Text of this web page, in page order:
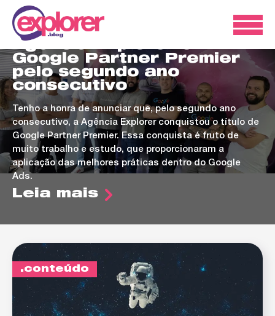
ads
Agência Explorer é
Google Partner Premier
pelo segundo ano
consecutivo
Tenho a honra de anunciar que, pelo segundo ano
consecutivo, a Agência Explorer conquistou o título de
Google Partner Premier. Essa conquista é fruto de
muito trabalho e estudo, que proporcionaram a
aplicação das melhores práticas dentro do Google
Ads.
Leia mais
conteúdo